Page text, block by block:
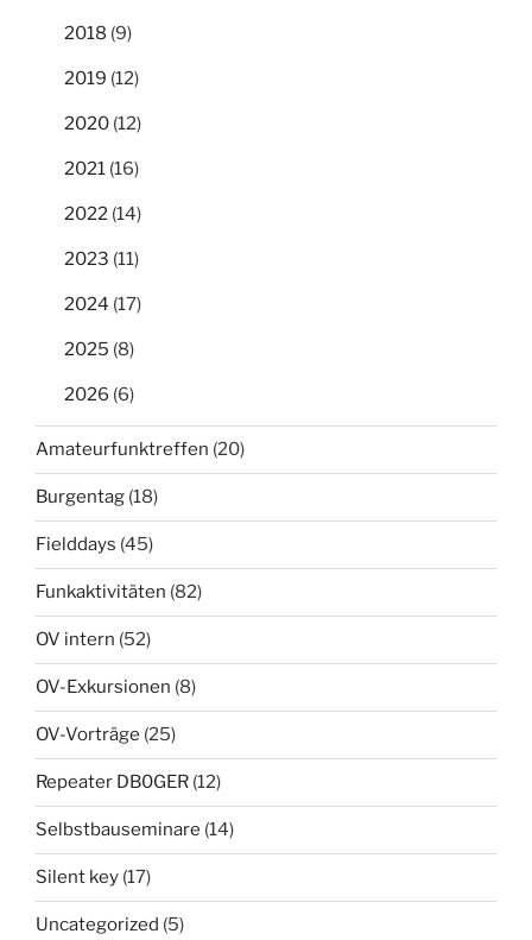
2018 (9)
2019 (12)
2020 (12)
2021 (16)
2022 (14)
2023 (11)
2024 (17)
2025 (8)
2026 (6)
Amateurfunktreffen (20)
Burgentag (18)
Fielddays (45)
Funkaktivitäten (82)
OV intern (52)
OV-Exkursionen (8)
OV-Vorträge (25)
Repeater DB0GER (12)
Selbstbauseminare (14)
Silent key (17)
Uncategorized (5)